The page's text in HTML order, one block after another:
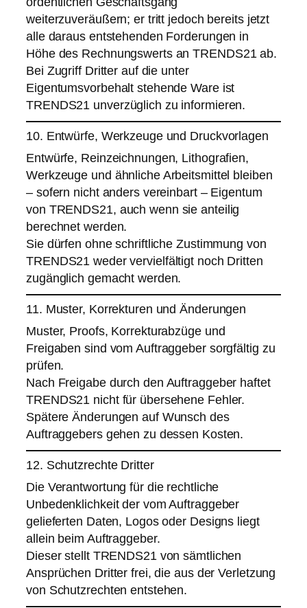
weiterzuveräußern; er tritt jedoch bereits jetzt
alle daraus entstehenden Forderungen in
Höhe des Rechnungswerts an TRENDS21 ab.
Bei Zugriff Dritter auf die unter
Eigentumsvorbehalt stehende Ware ist
TRENDS21 unverzüglich zu informieren.
10. Entwürfe, Werkzeuge und Druckvorlagen
Entwürfe, Reinzeichnungen, Lithografien,
Werkzeuge und ähnliche Arbeitsmittel bleiben
– sofern nicht anders vereinbart – Eigentum
von TRENDS21, auch wenn sie anteilig
berechnet werden.
Sie dürfen ohne schriftliche Zustimmung von
TRENDS21 weder vervielfältigt noch Dritten
zugänglich gemacht werden.
11. Muster, Korrekturen und Änderungen
Muster, Proofs, Korrekturabzüge und
Freigaben sind vom Auftraggeber sorgfältig zu
prüfen.
Nach Freigabe durch den Auftraggeber haftet
TRENDS21 nicht für übersehene Fehler.
Spätere Änderungen auf Wunsch des
Auftraggebers gehen zu dessen Kosten.
12. Schutzrechte Dritter
Die Verantwortung für die rechtliche
Unbedenklichkeit der vom Auftraggeber
gelieferten Daten, Logos oder Designs liegt
allein beim Auftraggeber.
Dieser stellt TRENDS21 von sämtlichen
Ansprüchen Dritter frei, die aus der Verletzung
von Schutzrechten entstehen.